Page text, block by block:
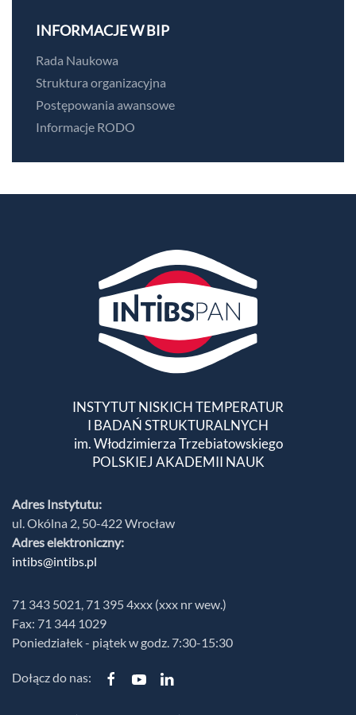
INFORMACJE W BIP
Rada Naukowa
Struktura organizacyjna
Postępowania awansowe
Informacje RODO
INSTYTUT NISKICH TEMPERATUR
I BADAŃ STRUKTURALNYCH
im. Włodzimierza Trzebiatowskiego
POLSKIEJ AKADEMII NAUK
Adres Instytutu:
ul. Okólna 2, 50-422 Wrocław
Adres elektroniczny:
intibs@intibs.pl
71 343 5021, 71 395 4xxx (xxx nr wew.)
Fax: 71 344 1029
Poniedziałek - piątek w godz. 7:30-15:30
Dołącz do nas: